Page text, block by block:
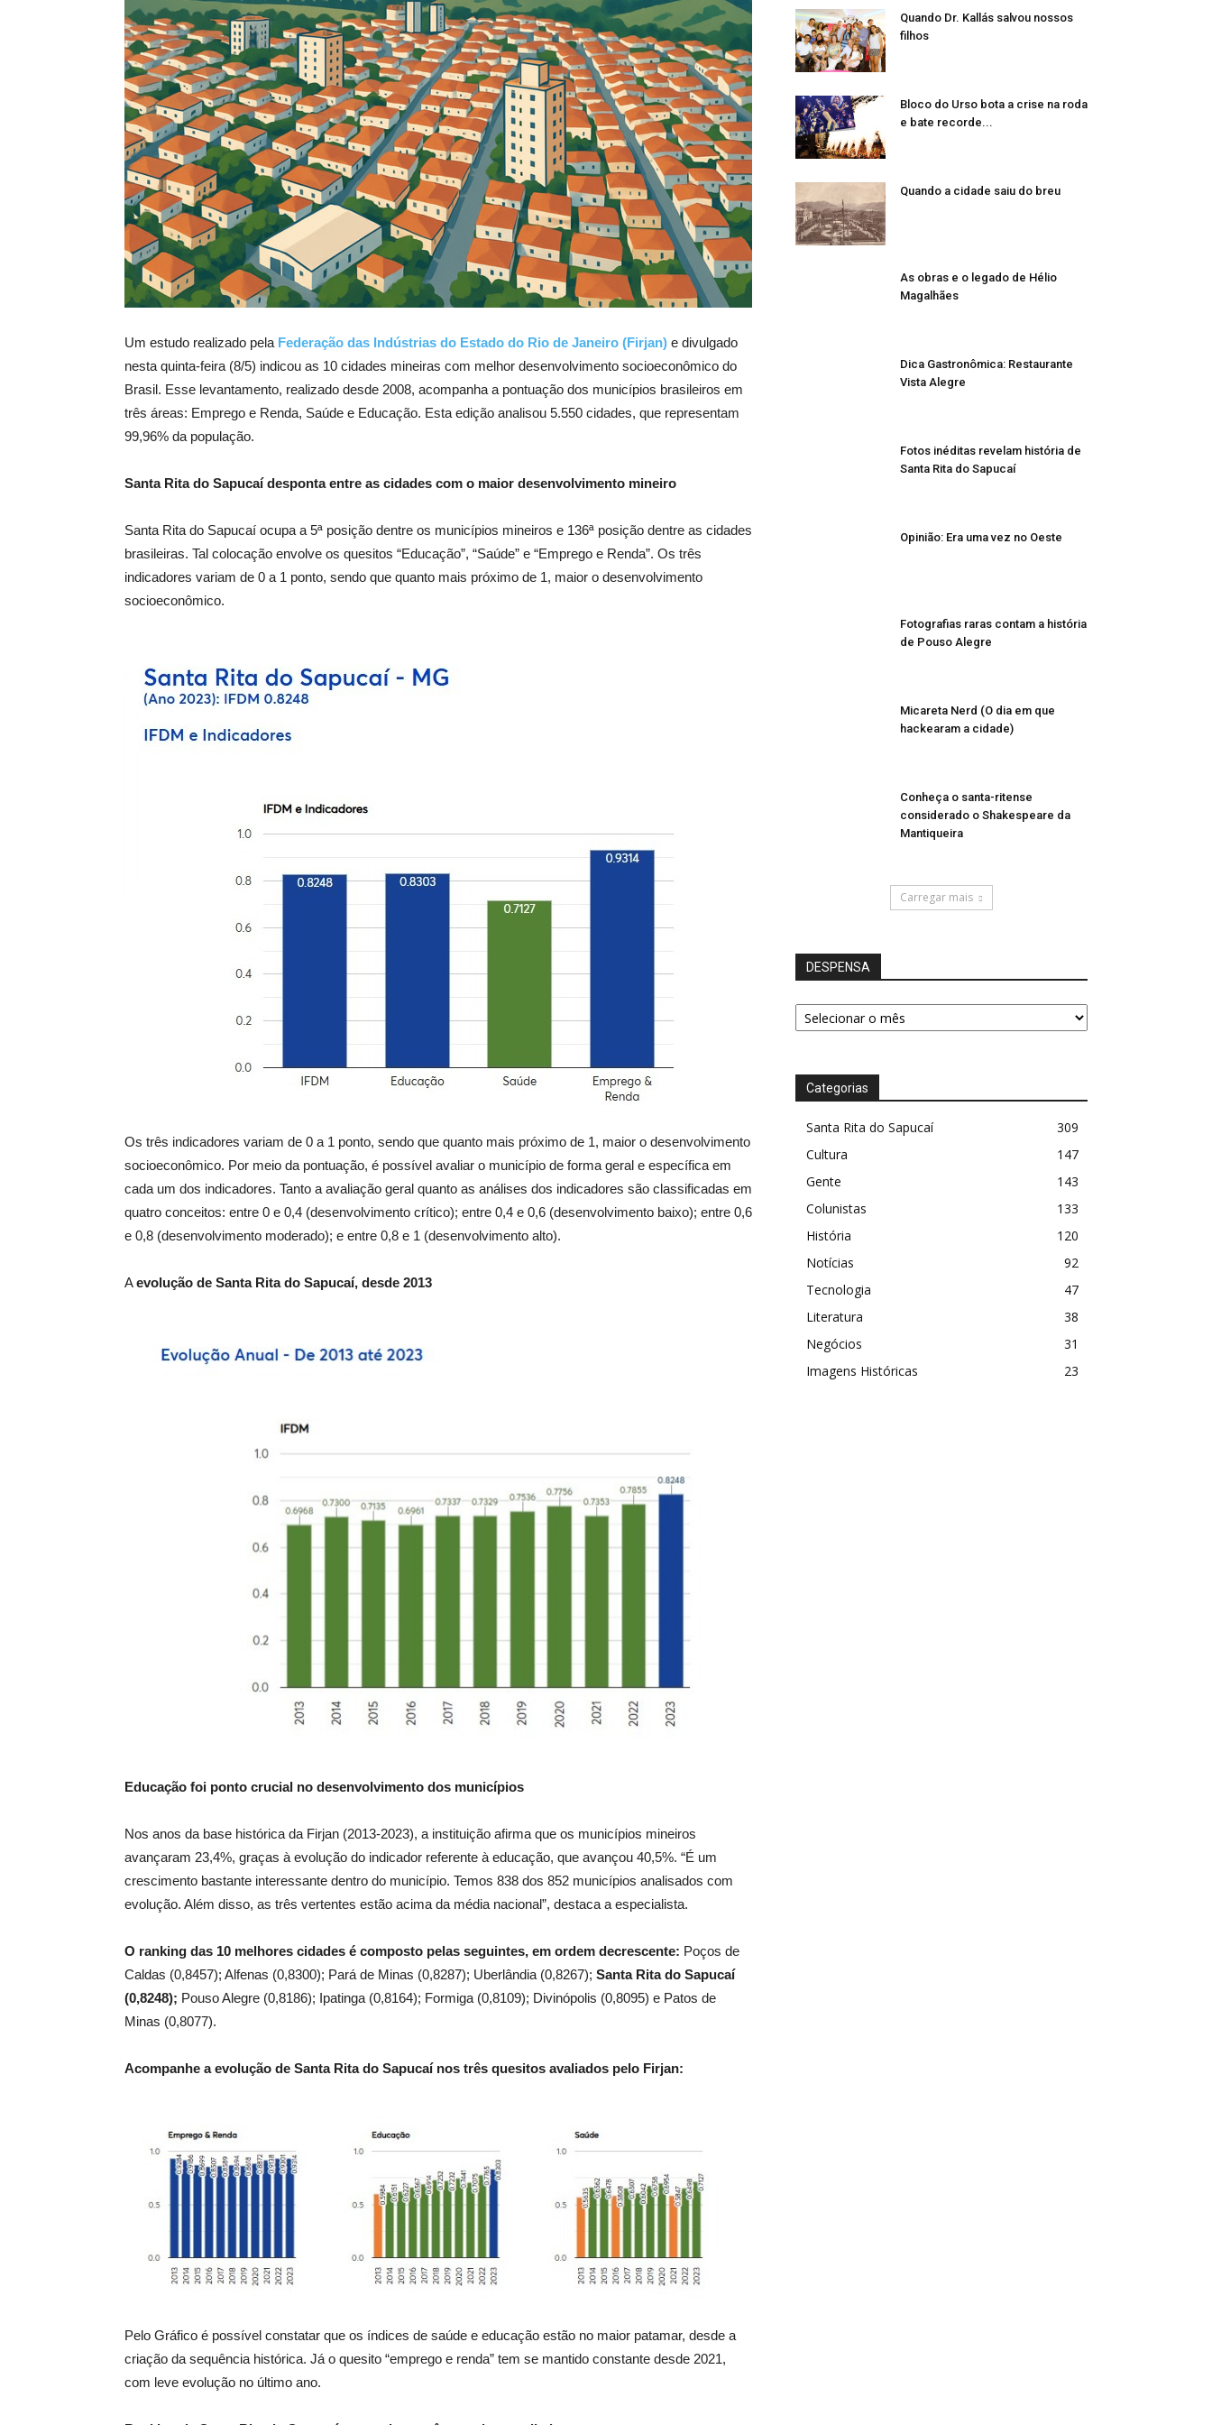
Um estudo realizado pela Federação das Indústrias do Estado do Rio de Janeiro (Firjan) e divulgado
nesta quinta-feira (8/5) indicou as 10 cidades mineiras com melhor desenvolvimento socioeconômico do
Brasil. Esse levantamento, realizado desde 2008, acompanha a pontuação dos municípios brasileiros em
três áreas: Emprego e Renda, Saúde e Educação. Esta edição analisou 5.550 cidades, que representam
99,96% da população.
Santa Rita do Sapucaí desponta entre as cidades com o maior desenvolvimento mineiro
Santa Rita do Sapucaí ocupa a 5ª posição dentre os municípios mineiros e 136ª posição dentre as cidades
brasileiras. Tal colocação envolve os quesitos “Educação”, “Saúde” e “Emprego e Renda”. Os três
indicadores variam de 0 a 1 ponto, sendo que quanto mais próximo de 1, maior o desenvolvimento
socioeconômico.
Os três indicadores variam de 0 a 1 ponto, sendo que quanto mais próximo de 1, maior o desenvolvimento
socioeconômico. Por meio da pontuação, é possível avaliar o município de forma geral e específica em
cada um dos indicadores. Tanto a avaliação geral quanto as análises dos indicadores são classificadas em
quatro conceitos: entre 0 e 0,4 (desenvolvimento crítico); entre 0,4 e 0,6 (desenvolvimento baixo); entre 0,6
e 0,8 (desenvolvimento moderado); e entre 0,8 e 1 (desenvolvimento alto).
Aevolução de Santa Rita do Sapucaí, desde 2013
Educação foi ponto crucial no desenvolvimento dos municípios
Nos anos da base histórica da Firjan (2013-2023), a instituição afirma que os municípios mineiros
avançaram 23,4%, graças à evolução do indicador referente à educação, que avançou 40,5%. “É um
crescimento bastante interessante dentro do município. Temos 838 dos 852 municípios analisados com
evolução. Além disso, as três vertentes estão acima da média nacional”, destaca a especialista.
O ranking das 10 melhores cidades é composto pelas seguintes, em ordem decrescente: Poços de
Caldas (0,8457); Alfenas (0,8300); Pará de Minas (0,8287); Uberlândia (0,8267); Santa Rita do Sapucaí
(0,8248); Pouso Alegre (0,8186); Ipatinga (0,8164); Formiga (0,8109); Divinópolis (0,8095) e Patos de
Minas (0,8077).
Acompanhe a evolução de Santa Rita do Sapucaí nos três quesitos avaliados pelo Firjan:
Pelo Gráfico é possível constatar que os índices de saúde e educação estão no maior patamar, desde a
criação da sequência histórica. Já o quesito “emprego e renda” tem se mantido constante desde 2021,
com leve evolução no último ano.
Quando Dr. Kallás salvou nossos
filhos
Bloco do Urso bota a crise na roda
e bate recorde...
Quando a cidade saiu do breu
As obras e o legado de Hélio
Magalhães
Dica Gastronômica: Restaurante
Vista Alegre
Fotos inéditas revelam história de
Santa Rita do Sapucaí
Opinião: Era uma vez no Oeste
Fotografias raras contam a história
de Pouso Alegre
Micareta Nerd (O dia em que
hackearam a cidade)
Conheça o santa-ritense
considerado o Shakespeare da
Mantiqueira
Carregar mais
DESPENSA
DESPENSA
Categorias
Santa Rita do Sapucaí
309
Cultura
147
Gente
143
Colunistas
133
História
120
Notícias
92
Tecnologia
47
Literatura
38
Negócios
31
Imagens Históricas
23